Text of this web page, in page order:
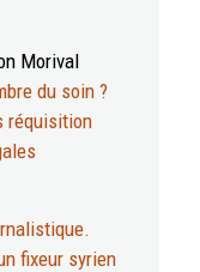
Morival
du soin ?
réquisition
fixeur syrien